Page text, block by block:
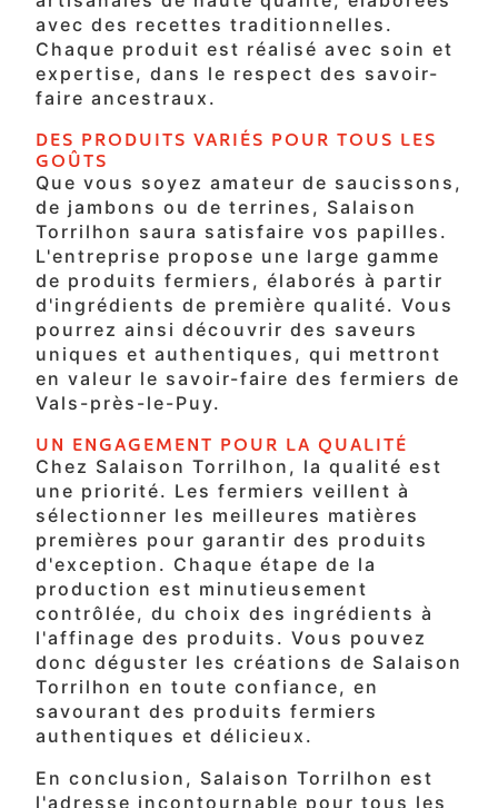
avec des recettes traditionnelles.
Chaque produit est réalisé avec soin et
expertise, dans le respect des savoir-
faire ancestraux.
DES PRODUITS VARIÉS POUR TOUS LES
GOÛTS
Que vous soyez amateur de saucissons,
de jambons ou de terrines, Salaison
Torrilhon saura satisfaire vos papilles.
L'entreprise propose une large gamme
de produits fermiers, élaborés à partir
d'ingrédients de première qualité. Vous
pourrez ainsi découvrir des saveurs
uniques et authentiques, qui mettront
en valeur le savoir-faire des fermiers de
Vals-près-le-Puy.
UN ENGAGEMENT POUR LA QUALITÉ
Chez Salaison Torrilhon, la qualité est
une priorité. Les fermiers veillent à
sélectionner les meilleures matières
premières pour garantir des produits
d'exception. Chaque étape de la
production est minutieusement
contrôlée, du choix des ingrédients à
l'affinage des produits. Vous pouvez
donc déguster les créations de Salaison
Torrilhon en toute confiance, en
savourant des produits fermiers
authentiques et délicieux.
En conclusion, Salaison Torrilhon est
l'adresse incontournable pour tous les